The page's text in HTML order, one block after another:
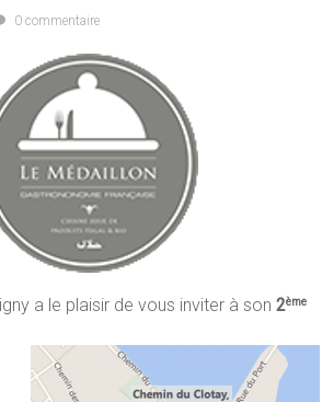
0 commentaire
a le plaisir de vous inviter à son2ème